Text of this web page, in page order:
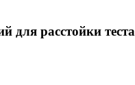
для расстойки теста